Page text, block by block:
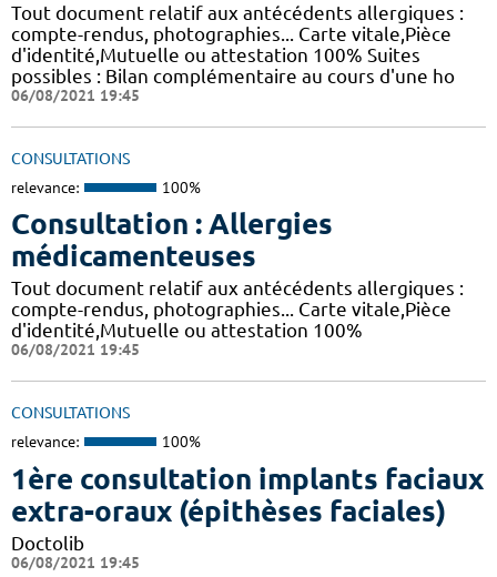
Tout document relatif aux antécédents allergiques :
compte-rendus, photographies... Carte vitale,Pièce
d'identité,Mutuelle ou attestation 100% Suites
possibles : Bilan complémentaire au cours d'une ho
06/08/2021 19:45
CONSULTATIONS
relevance: 100%
Consultation : Allergies
médicamenteuses
Tout document relatif aux antécédents allergiques :
compte-rendus, photographies... Carte vitale,Pièce
d'identité,Mutuelle ou attestation 100%
06/08/2021 19:45
CONSULTATIONS
relevance: 100%
1ère consultation implants faciaux
extra-oraux (épithèses faciales)
Doctolib
06/08/2021 19:45